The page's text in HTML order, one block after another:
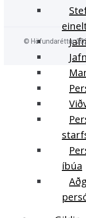
íbúa
© Höfundaréttur